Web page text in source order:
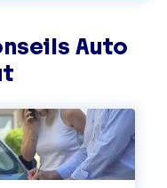
Auto